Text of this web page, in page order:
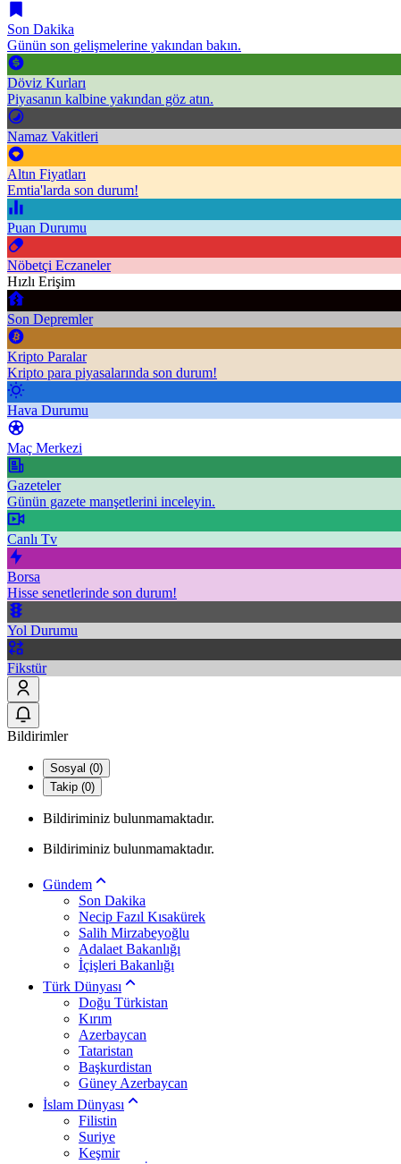
Son Dakika
Günün son gelişmelerine yakından bakın.
Döviz Kurları
Piyasanın kalbine yakından göz atın.
Namaz Vakitleri
Altın Fiyatları
Emtia'larda son durum!
Puan Durumu
Nöbetçi Eczaneler
Hızlı Erişim
Son Depremler
Kripto Paralar
Kripto para piyasalarında son durum!
Hava Durumu
Maç Merkezi
Gazeteler
Günün gazete manşetlerini inceleyin.
Canlı Tv
Borsa
Hisse senetlerinde son durum!
Yol Durumu
Fikstür
Bildirimler
Sosyal (0)
Takip (0)
Bildiriminiz bulunmamaktadır.
Bildiriminiz bulunmamaktadır.
Gündem
Son Dakika
Necip Fazıl Kısakürek
Salih Mirzabeyoğlu
Adalaet Bakanlığı
İçişleri Bakanlığı
Türk Dünyası
Doğu Türkistan
Kırım
Azerbaycan
Tataristan
Başkurdistan
Güney Azerbaycan
İslam Dünyası
Filistin
Suriye
Keşmir